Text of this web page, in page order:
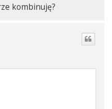
kombinuję?